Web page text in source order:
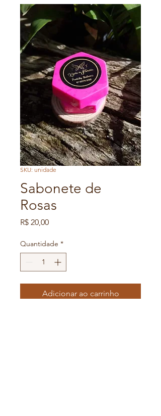
SKU: unidade
Sabonete de
Rosas
R$ 20,00Preço
Quantidade *
Adicionar ao carrinho